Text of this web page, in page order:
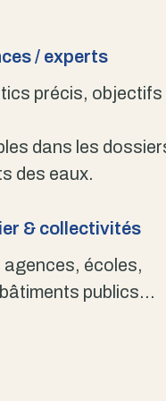
/ experts
précis, objectifs
dans les
des eaux.
& collectivités
agences, écoles,
publics…